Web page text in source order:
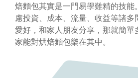
焙麵包其實是一門易學難精的技能
慮投資、成本、流量、收益等諸多
愛好，和家人朋友分享，那就簡單
家能對烘焙麵包樂在其中。